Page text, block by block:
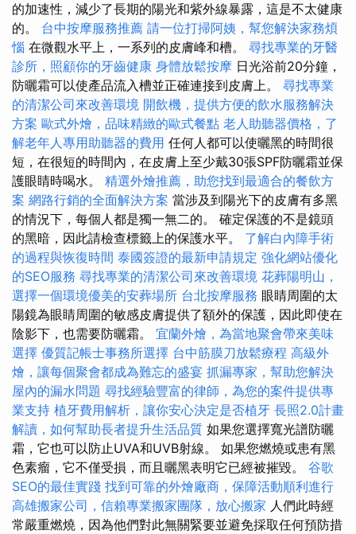
的加速性，減少了長期的陽光和紫外線暴露，這是不太健康
的。 台中按摩服務推薦 請一位打掃阿姨，幫您解決家務煩
惱 在微觀水平上，一系列的皮膚峰和槽。 尋找專業的牙醫
診所，照顧你的牙齒健康 身體放鬆按摩 日光浴前20分鐘，
防曬霜可以使產品流入槽並正確連接到皮膚上。 尋找專業
的清潔公司來改善環境 開飲機，提供方便的飲水服務解決
方案 歐式外燴，品味精緻的歐式餐點 老人助聽器價格，了
解老年人專用助聽器的費用 任何人都可以使曬黑的時間很
短，在很短的時間內，在皮膚上至少戴30張SPF防曬霜並保
護眼睛時喝水。 精選外燴推薦，助您找到最適合的餐飲方
案 網路行銷的全面解決方案 當涉及到陽光下的皮膚有多黑
的情況下，每個人都是獨一無二的。 確定保護的不是鏡頭
的黑暗，因此請檢查標籤上的保護水平。 了解白內障手術
的過程與恢復時間 泰國簽證的最新申請規定 強化網站優化
的SEO服務 尋找專業的清潔公司來改善環境 花葬陽明山，
選擇一個環境優美的安葬場所 台北按摩服務 眼睛周圍的太
陽鏡為眼睛周圍的敏感皮膚提供了額外的保護，因此即使在
陰影下，也需要防曬霜。 宜蘭外燴，為當地聚會帶來美味
選擇 優質記帳士事務所選擇 台中筋膜刀放鬆療程 高級外
燴，讓每個聚會都成為難忘的盛宴 抓漏專家，幫助您解決
屋內的漏水問題 尋找經驗豐富的律師，為您的案件提供專
業支持 植牙費用解析，讓你安心決定是否植牙 長照2.0計畫
解讀，如何幫助長者提升生活品質 如果您選擇寬光譜防曬
霜，它也可以防止UVA和UVB射線。 如果您燃燒或患有黑
色素瘤，它不僅受損，而且曬黑表明它已經被摧毀。 谷歌
SEO的最佳實踐 找到可靠的外燴廠商，保障活動順利進行
高雄搬家公司，信賴專業搬家團隊，放心搬家 人們此時經
常嚴重燃燒，因為他們對此無關緊要並避免採取任何預防措